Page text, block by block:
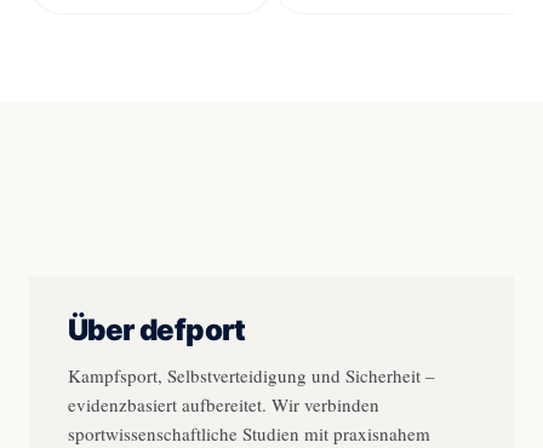
Über defport
Kampfsport, Selbstverteidigung und Sicherheit –
evidenzbasiert aufbereitet. Wir verbinden
sportwissenschaftliche Studien mit praxisnahem